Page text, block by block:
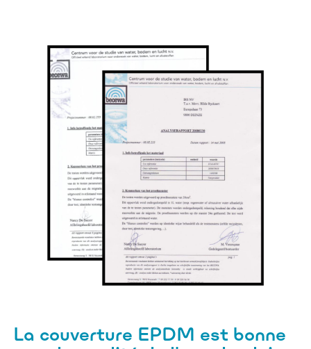
La couverture EPDM est bonne